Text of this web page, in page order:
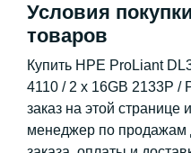
Условия
товаров
Купить HPE ProLiant
4110 / 2 x 16GB 2133P /
заказ на этой
менеджер по продажам